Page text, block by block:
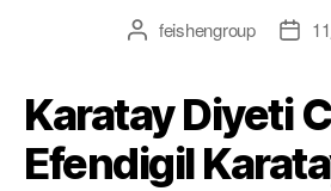
feishengroup
Karatay Diyeti
Efendigil